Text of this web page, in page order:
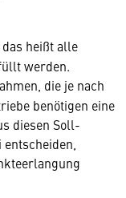
heißt alle
werden.
die je nach
benötigen eine
diesen Soll-